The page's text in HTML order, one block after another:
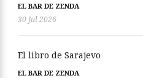
EL BAR DE ZENDA
30 Jul 2026
El libro de Sarajevo
EL BAR DE ZENDA